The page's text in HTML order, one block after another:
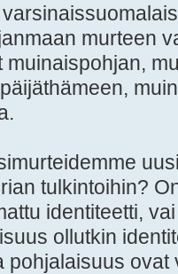
murteen
muinaispohjan,
tulkintoihin?
identiteetti,
ollutkin
pohjalaisuus ovat